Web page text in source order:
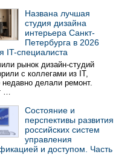
Названа лучшая
студия дизайна
интерьера Санкт-
Петербурга в 2026
IT-специалиста
рынок дизайн-студий
с коллегами из IT,
недавно делали ремонт.
…
Состояние и
перспективы развития
российских систем
управления
и доступом. Часть